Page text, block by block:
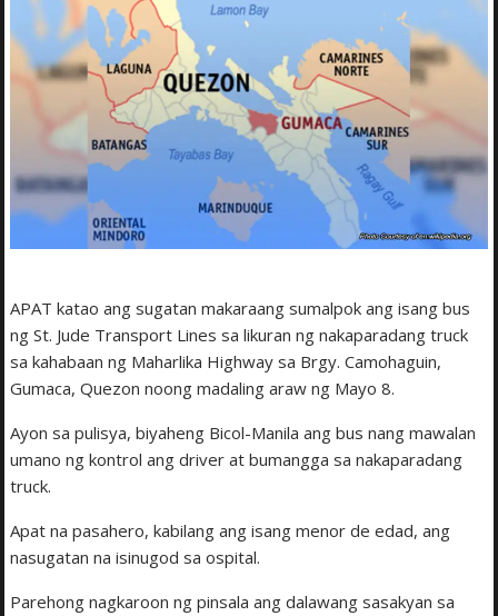
APAT katao ang sugatan makaraang sumalpok ang isang bus
ng St. Jude Transport Lines sa likuran ng nakaparadang truck
sa kahabaan ng Maharlika Highway sa Brgy. Camohaguin,
Gumaca, Quezon noong madaling araw ng Mayo 8.
Ayon sa pulisya, biyaheng Bicol-Manila ang bus nang mawalan
umano ng kontrol ang driver at bumangga sa nakaparadang
truck.
Apat na pasahero, kabilang ang isang menor de edad, ang
nasugatan na isinugod sa ospital.
Parehong nagkaroon ng pinsala ang dalawang sasakyan sa